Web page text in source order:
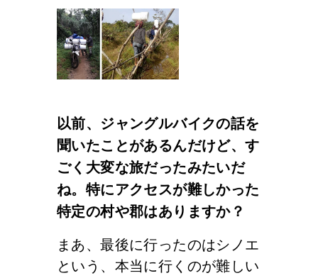
以前、ジャングルバイクの話を
聞いたことがあるんだけど、す
ごく大変な旅だったみたいだ
ね。特にアクセスが難しかった
特定の村や郡はありますか？
まあ、最後に行ったのはシノエ
という、本当に行くのが難しい